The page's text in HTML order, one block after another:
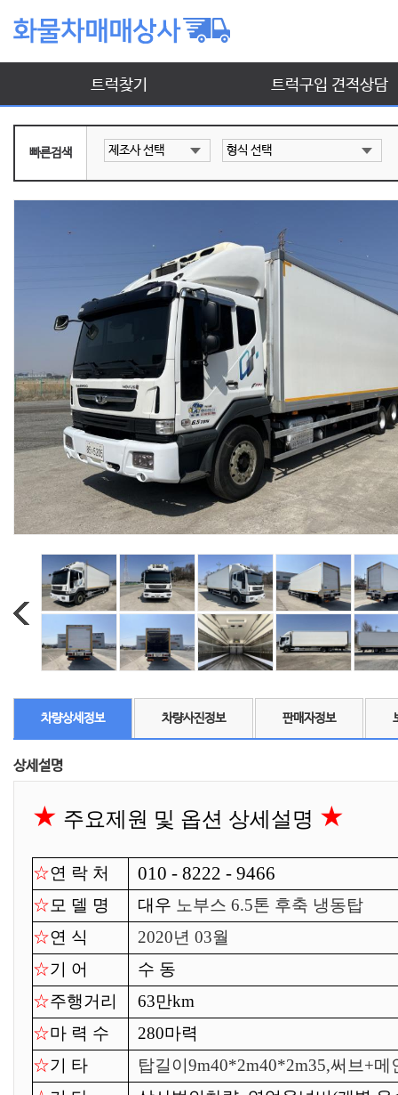
트럭찾기 트럭구입 견적상담
빠른검색
차량상세정보 차량사진정보 판매자정보
상세설명
★ 주요제원 및 옵션 상세설명 ★
☆연 락 처 010 - 8222 - 9466
☆모 델 명 대우 노부스 6.5톤 후축 냉동탑
☆연 식
2020년 03월
☆기 어
수 동
☆주행거리
63만km
☆마 력 수
280마력
☆기 타
탑길이9m40*2m40*2m35,써브+